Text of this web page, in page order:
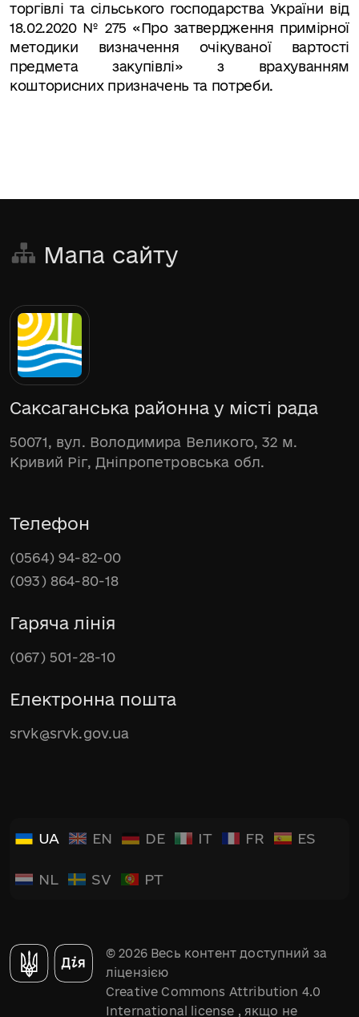
торгівлі та сільського господарства України від
18.02.2020 № 275 «Про затвердження примірної
методики визначення очікуваної вартості
предмета закупівлі» з врахуванням
кошторисних призначень та потреби.
Мапа сайту
Саксаганська районна у місті рада
50071, вул. Володимира Великого, 32 м.
Кривий Ріг, Дніпропетровська обл.
Телефон
(0564) 94-82-00
(093) 864-80-18
Гаряча лінія
(067) 501-28-10
Електронна пошта
srvk@srvk.gov.ua
UA EN DE IT FR ES
NL SV PT
© 2026 Весь контент доступний за
ліцензією
Creative Commons Attribution 4.0
International license , якщо не